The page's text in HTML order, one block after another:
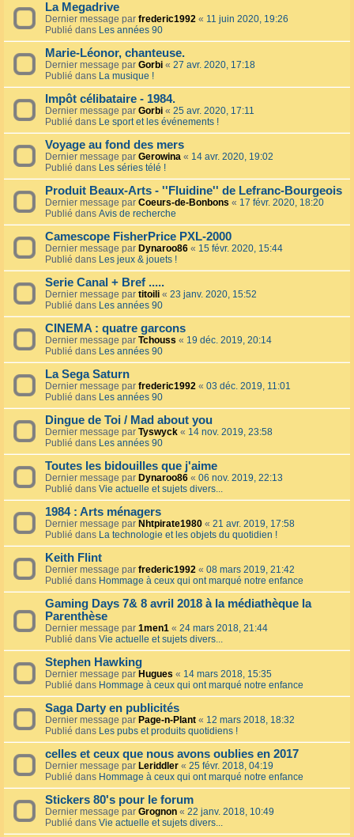
La Megadrive
Dernier message par frederic1992 « 11 juin 2020, 19:26
Publié dans Les années 90
Marie-Léonor, chanteuse.
Dernier message par Gorbi « 27 avr. 2020, 17:18
Publié dans La musique !
Impôt célibataire - 1984.
Dernier message par Gorbi « 25 avr. 2020, 17:11
Publié dans Le sport et les événements !
Voyage au fond des mers
Dernier message par Gerowina « 14 avr. 2020, 19:02
Publié dans Les séries télé !
Produit Beaux-Arts - ''Fluidine'' de Lefranc-Bourgeois
Dernier message par Coeurs-de-Bonbons « 17 févr. 2020, 18:20
Publié dans Avis de recherche
Camescope FisherPrice PXL-2000
Dernier message par Dynaroo86 « 15 févr. 2020, 15:44
Publié dans Les jeux & jouets !
Serie Canal + Bref .....
Dernier message par titoili « 23 janv. 2020, 15:52
Publié dans Les années 90
CINEMA : quatre garcons
Dernier message par Tchouss « 19 déc. 2019, 20:14
Publié dans Les années 90
La Sega Saturn
Dernier message par frederic1992 « 03 déc. 2019, 11:01
Publié dans Les années 90
Dingue de Toi / Mad about you
Dernier message par Tyswyck « 14 nov. 2019, 23:58
Publié dans Les années 90
Toutes les bidouilles que j'aime
Dernier message par Dynaroo86 « 06 nov. 2019, 22:13
Publié dans Vie actuelle et sujets divers...
1984 : Arts ménagers
Dernier message par Nhtpirate1980 « 21 avr. 2019, 17:58
Publié dans La technologie et les objets du quotidien !
Keith Flint
Dernier message par frederic1992 « 08 mars 2019, 21:42
Publié dans Hommage à ceux qui ont marqué notre enfance
Gaming Days 7& 8 avril 2018 à la médiathèque la
Parenthèse
Dernier message par 1men1 « 24 mars 2018, 21:44
Publié dans Vie actuelle et sujets divers...
Stephen Hawking
Dernier message par Hugues « 14 mars 2018, 15:35
Publié dans Hommage à ceux qui ont marqué notre enfance
Saga Darty en publicités
Dernier message par Page-n-Plant « 12 mars 2018, 18:32
Publié dans Les pubs et produits quotidiens !
celles et ceux que nous avons oublies en 2017
Dernier message par Leriddler « 25 févr. 2018, 04:19
Publié dans Hommage à ceux qui ont marqué notre enfance
Stickers 80's pour le forum
Dernier message par Grognon « 22 janv. 2018, 10:49
Publié dans Vie actuelle et sujets divers...